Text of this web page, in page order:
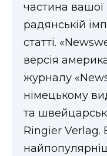
частина вашої
радянській
статті.
версія
журналу
німецькому
та
Ringier Verlag.